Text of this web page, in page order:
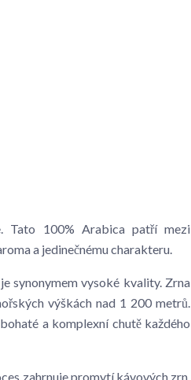
Tato 100% Arabica patří mezi
a jedinečnému charakteru.
synonymem vysoké kvality. Zrna
výškách nad 1 200 metrů.
a komplexní chutě každého
zahrnuje promytí kávových zrn,